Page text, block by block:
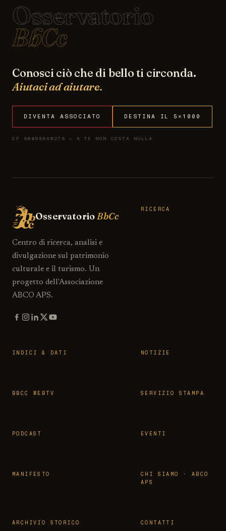
Osservatorio
BbCc
Conosci ciò che di bello ti circonda.
Aiutaci ad aiutare.
DIVENTA ASSOCIATO DESTINA IL 5×1000
CF 90098840276 — A TE NON COSTA NULLA
OsservatorioBbCc
Centro di ricerca, analisi e
divulgazione sul patrimonio
culturale e il turismo. Un
progetto dell'Associazione
ABCO APS.
RICERCA
INDICI & DATI NOTIZIE
BBCC WEBTV SERVIZIO STAMPA
PODCAST EVENTI
MANIFESTO
CHI SIAMO · ABCO
APS
ARCHIVIO STORICO CONTATTI